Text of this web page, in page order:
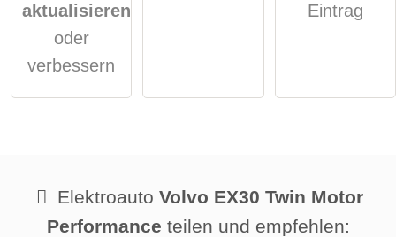
aktualisieren
oder
verbessern
Eintrag
ElektroautoVolvo EX30 Twin Motor
Performance teilen und empfehlen: